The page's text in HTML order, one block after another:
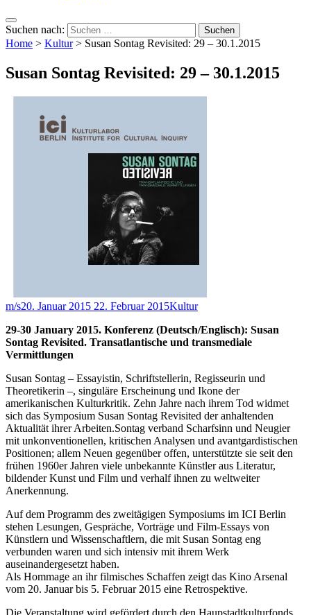
Suchen nach:
Home > Kultur> Susan Sontag Revisited: 29 – 30.1.2015
Susan Sontag Revisited: 29 – 30.1.2015
m/s20. Januar 2015 22. Februar 2015Kultur
29-30 January 2015. Konferenz (Deutsch/Englisch): Susan
Sontag Revisited. Transatlantische und transmediale
Vermittlungen
Susan Sontag – Essayistin, Schriftstellerin, Regisseurin und
Theoretikerin –, singuläre Erscheinung und Ikone der
amerikanischen Kulturkritik. Zehn Jahre nach ihrem Tod widmet
sich das Symposium Susan Sontag Revisited der anhaltenden
Aktualität ihrer Arbeiten.Sontag verband Scharfsinn und Neugier
mit unkonventionellen, kritischen Analysen und avantgardistischen
Positionen; allem Neuen gegenüber offen, unterstützte sie seit den
frühen 1960er Jahren viele unbekannte Künstler aus Literatur,
bildender Kunst und Film und verhalf ihnen zu weltweiter
Anerkennung.
Auf dem Programm des zweitägigen Symposiums im ICI Berlin
stehen Lesungen, Gespräche, Vorträge und Film-Essays von
Künstlern und Wissenschaftlern, die mit Susan Sontag eng
verbunden waren und sich intensiv mit ihrem Werk
auseinandergesetzt haben.
Als Hommage an ihr filmisches Schaffen zeigt das Kino Arsenal
vom 20. Januar bis 5. Februar 2015 eine Retrospektive.